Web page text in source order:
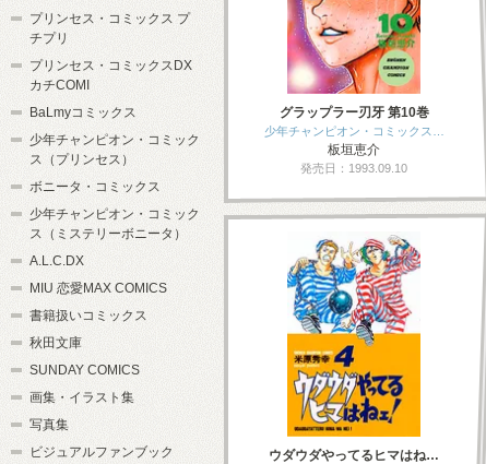
グラップラー刃牙 第10巻
少年チャンピオン・コミックス…
板垣恵介
発売日：1993.09.10
ウダウダやってるヒマはね…
プリンセス・コミックス プ
チプリ
プリンセス・コミックスDX
カチCOMI
BaLmyコミックス
少年チャンピオン・コミック
ス（プリンセス）
ボニータ・コミックス
少年チャンピオン・コミック
ス（ミステリーボニータ）
A.L.C.DX
MIU 恋愛MAX COMICS
書籍扱いコミックス
秋田文庫
SUNDAY COMICS
画集・イラスト集
写真集
ビジュアルファンブック